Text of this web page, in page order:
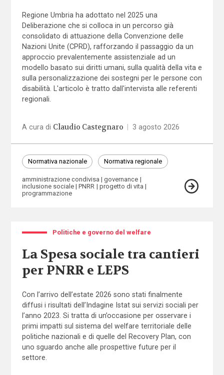
Regione Umbria ha adottato nel 2025 una
Deliberazione che si colloca in un percorso già
consolidato di attuazione della Convenzione delle
Nazioni Unite (CPRD), rafforzando il passaggio da un
approccio prevalentemente assistenziale ad un
modello basato sui diritti umani, sulla qualità della vita e
sulla personalizzazione dei sostegni per le persone con
disabilità. L'articolo è tratto dall'intervista alle referenti
regionali.
A cura di Claudio Castegnaro 3 agosto 2026
Normativa nazionale Normativa regionale
amministrazione condivisa
governance
inclusione sociale
PNRR
progetto di vita
programmazione
Politiche e governo del welfare
La Spesa sociale tra cantieri
per PNRR e LEPS
Con l’arrivo dell’estate 2026 sono stati finalmente
diffusi i risultati dell’Indagine Istat sui servizi sociali per
l’anno 2023. Si tratta di un’occasione per osservare i
primi impatti sul sistema del welfare territoriale delle
politiche nazionali e di quelle del Recovery Plan, con
uno sguardo anche alle prospettive future per il
settore.